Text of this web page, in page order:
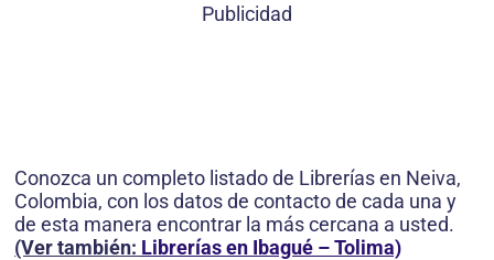
Publicidad
Conozca un completo listado de Librerías en Neiva,
Colombia, con los datos de contacto de cada una y
de esta manera encontrar la más cercana a usted.
(Ver también: Librerías en Ibagué – Tolima)